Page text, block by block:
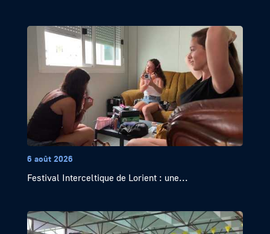
6 août 2026
Festival Interceltique de Lorient : une...